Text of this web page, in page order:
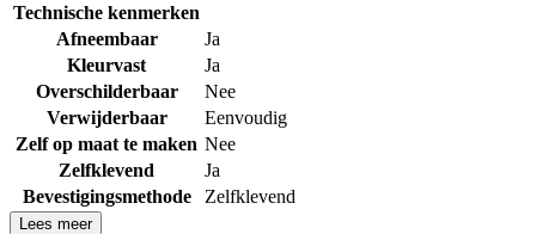
Technische kenmerken
Afneembaar
Ja
Kleurvast
Ja
Overschilderbaar
Nee
Verwijderbaar
Eenvoudig
Zelf op maat te maken Nee
Zelfklevend
Ja
Bevestigingsmethode
Zelfklevend
Lees meer